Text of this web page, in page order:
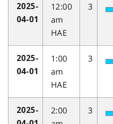
2025-
04-01
12:00
am
HAE
3
2025-
04-01
1:00
am
HAE
3
2025-
2:00
3